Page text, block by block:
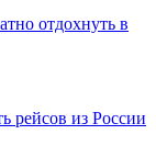
отдохнуть в
рейсов из России